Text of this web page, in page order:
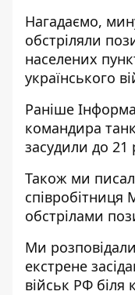
Нагадаємо,
обстріляли
населених
українського
Раніше І
командира
засудили до 21
Також ми
співробітниця
обстрілами
Ми
екстрене
військ РФ біля